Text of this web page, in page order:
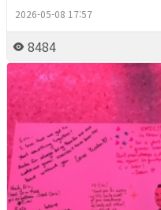
2026-05-08 17:57
8484